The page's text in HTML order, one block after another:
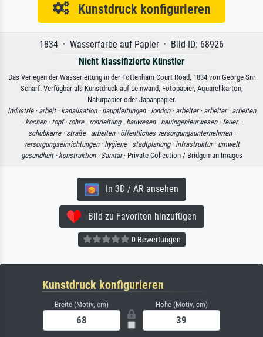
Kunstdruck konfigurieren
1834 · Wasserfarbe auf Papier · Bild-ID: 68926
Nicht klassifizierte Künstler
Das Verlegen der Wasserleitung in der Tottenham Court Road, 1834 von George Snr
Scharf. Verfügbar als Kunstdruck auf Leinwand, Fotopapier, Aquarellkarton,
Naturpapier oder Japanpapier.
industrie · arbeit · kanalisation · hauptleitungen · london · arbeiter · arbeiter · arbeiten
· kochen · topf · rohre · rohrleitung · bauwesen · bauingenieurwesen · feuer ·
schubkarre · straße · arbeiten · öffentliches versorgungsunternehmen ·
versorgungseinrichtungen · hygiene · stadtplanung · infrastruktur · umwelt
gesundheit · konstruktion · Sanitär· Private Collection / Bridgeman Images
In 3D / AR ansehen
Bild zu Favoriten hinzufügen
0 Bewertungen
Kunstdruck konfigurieren
Breite (Motiv, cm) Höhe (Motiv, cm)